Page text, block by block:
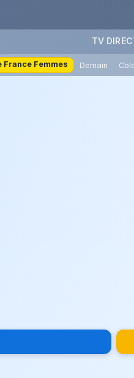
TV
France Femmes Demain